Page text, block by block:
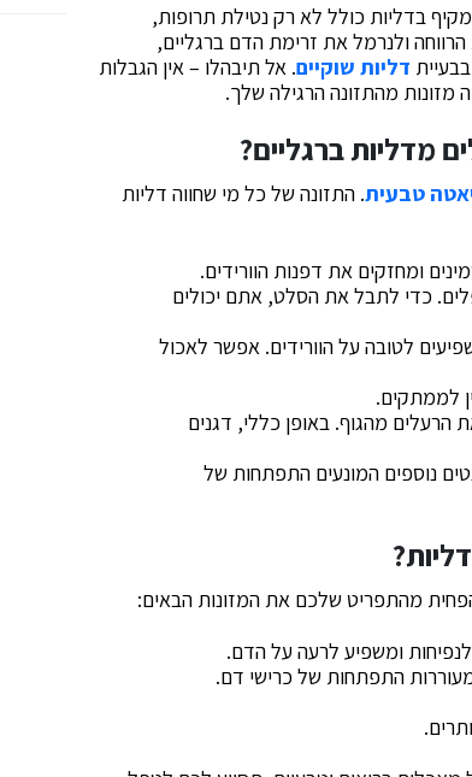
בדליות כולל לא רק נטילת תרופות,
ולנרמל את זרימת הדם ברגליים,
דליות שוקיים. אל תיבהלו – אין הגבלות
מזונות מהתזונה הרגילה שלך.
מדליות ברגליים?
טבעית. התזונה של כל מי שחווה דליות
ומחזקים את דפנות הוורידים.
כדי לתבל את הסלט, אתם יכולים
לטובה על הוורידים. אפשר לאכול
לממתקים.
הרעלים מהגוף. באופן כללי, דגנים
נוספים המונעים התפתחות של
מהתפריט שלכם את המזונות הבאים:
ומשפיע לרעה על הדם.
התפתחות של כרישי דם.